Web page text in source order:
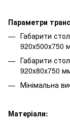
Параметри
Габарити
920х500х750
Габарити
920х80х750
Мінімальна
Матеріали: